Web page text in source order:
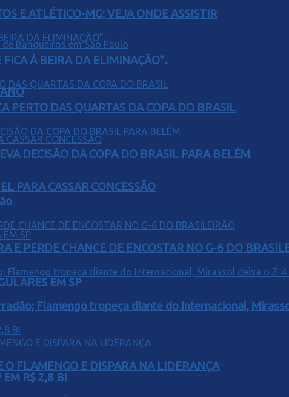
PARA CASSAR CONCESSÃO
EM SP
R$ 2,8 BI
E ATLÉTICO-MG; VEJA ONDE ASSISTIR
À BEIRA DA ELIMINAÇÃO”.
PERTO DAS QUARTAS DA COPA DO BRASIL
DECISÃO DA COPA DO BRASIL PARA BELÉM
E PERDE CHANCE DE ENCOSTAR NO G-6 DO
Flamengo tropeça diante do Internacional,
O FLAMENGO E DISPARA NA LIDERANÇA